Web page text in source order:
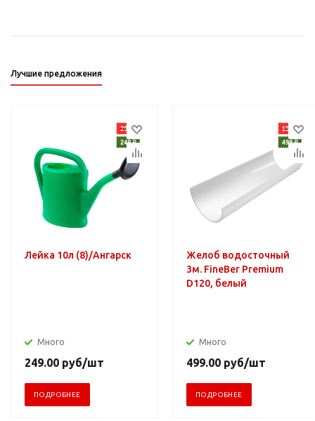
Лучшие предложения
Лейка 10л (8)/Ангарск
Много
249.00 руб/шт
ПОДРОБНЕЕ
Желоб водосточный
3м. FineBer Premium
D120, белый
Много
499.00 руб/шт
ПОДРОБНЕЕ